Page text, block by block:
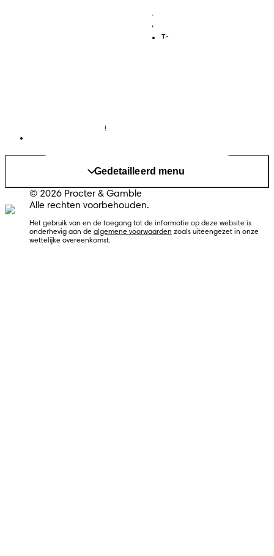
Toegankelijkheidsverklaring
Land/regio wijzigen
Gedetailleerd menu
© 2026 Procter & Gamble
Alle rechten voorbehouden.
Het gebruik van en de toegang tot de informatie op deze website is
onderhevig aan de algemene voorwaarden zoals uiteengezet in onze
wettelijke overeenkomst.